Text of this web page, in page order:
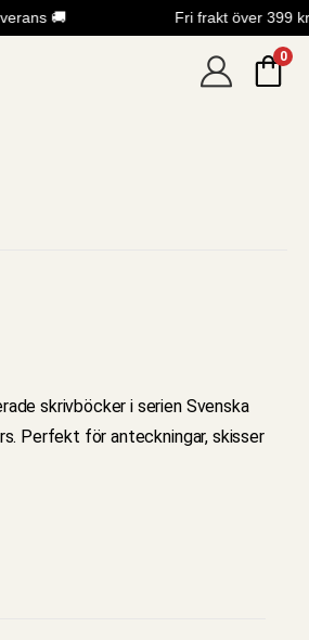
🚚 Fri frakt över 399 kr
0
skrivböcker i serien Svenska
Perfekt för anteckningar, skisser